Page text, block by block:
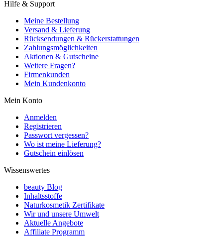
Hilfe & Support
Meine Bestellung
Versand & Lieferung
Rücksendungen & Rückerstattungen
Zahlungsmöglichkeiten
Aktionen & Gutscheine
Weitere Fragen?
Firmenkunden
Mein Kundenkonto
Mein Konto
Anmelden
Registrieren
Passwort vergessen?
Wo ist meine Lieferung?
Gutschein einlösen
Wissenswertes
beauty Blog
Inhaltsstoffe
Naturkosmetik Zertifikate
Wir und unsere Umwelt
Aktuelle Angebote
Affiliate Programm